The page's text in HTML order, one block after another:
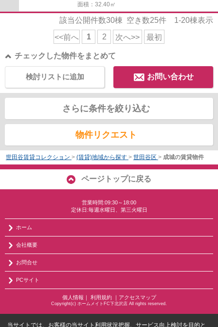
面積：32.40㎡
該当公開件数30棟 空き数25件 1-20棟表示
<<前へ 1 2 次へ>> 最初
チェックした物件をまとめて
お問い合わせ
検討リストに追加
さらに条件を絞り込む
物件リクエスト
世田谷賃貸コレクション > (賃貸)地域から探す > 世田谷区 > 成城の賃貸物件
ページトップに戻る
営業時間:09:30～18:00
定休日:毎週水曜日、第三火曜日
ホーム
会社概要
お問合せ
PCサイト
個人情報 ｜ 利用規約｜ アクセスマップ
Copyright(c) ホームメイトFC下北沢店 All rights reserved.
当サイトでは、お客様の当サイト利用状況把握、サービス向上検討を目的と